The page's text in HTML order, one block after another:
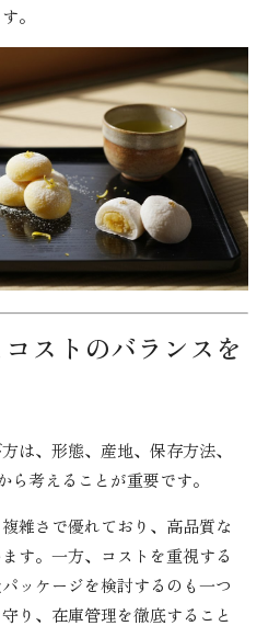
。
ストのバランスを
は、形態、産地、保存方法、
考えることが重要です。
雑さで優れており、高品質な
す。一方、コストを重視する
ッケージを検討するのも一つ
り、在庫管理を徹底すること